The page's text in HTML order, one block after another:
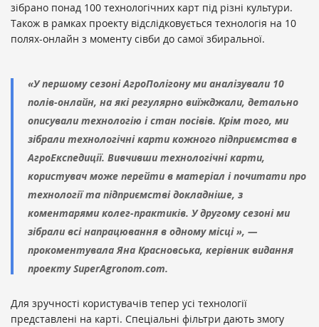
зібрано понад 100 технологічних карт під різні культури.
Також в рамках проекту відслідковується технологія на 10
полях-онлайн з моменту сівби до самої збиральної.
«У першому сезоні АгроПолігону ми аналізували 10
полів-онлайн, на які регулярно виїжджали, детально
описували технологію і стан посівів. Крім того, ми
зібрали технологічні карти кожного підприємства в
АгроЕкспедиції. Вивчивши технологічні карти,
користувач може перейти в матеріал і почитати про
технології та підприємстві докладніше, з
коментарями колег-практиків. У другому сезоні ми
зібрали всі напрацювання в одному місці », —
прокоментувала Яна Красновська, керівник видання
проекту SuperAgronom.com.
Для зручності користувачів тепер усі технології
представлені на карті. Спеціальні фільтри дають змогу